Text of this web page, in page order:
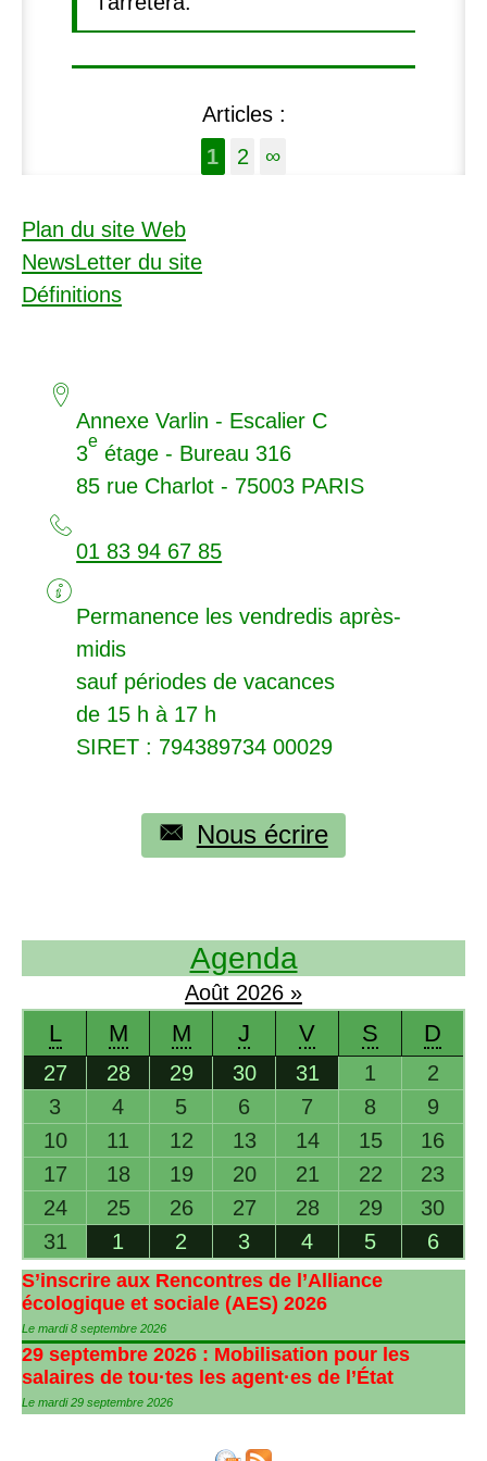
Articles :
1
2 ∞
Plan du site Web
NewsLetter du site
Définitions
Annexe Varlin - Escalier C
3
e
étage - Bureau 316
85 rue Charlot - 75003 PARIS
01 83 94 67 85
Permanence les vendredis après-
midis
sauf périodes de vacances
de 15 h à 17 h
SIRET: 794389734 00029
Nous écrire
Agenda
Août 2026 »
L M M J V S D
27 28 29 30 31 1
2
3
4 5 6 7 8
9
10
11 12 13 14 15
16
17
18 19 20 21 22
23
24
25 26 27 28 29
30
31
1 2 3 4 5 6
S’inscrire aux Rencontres de l’Alliance
écologique et sociale (AES) 2026
Le mardi 8 septembre 2026
29 septembre 2026 : Mobilisation pour les
salaires de tou·tes les agent·es de l’État
Le mardi 29 septembre 2026